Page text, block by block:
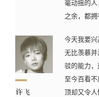
毫动摇的
之余，都拥
今天我要
无比羡慕
驳的能力
至今百看
顶却又令